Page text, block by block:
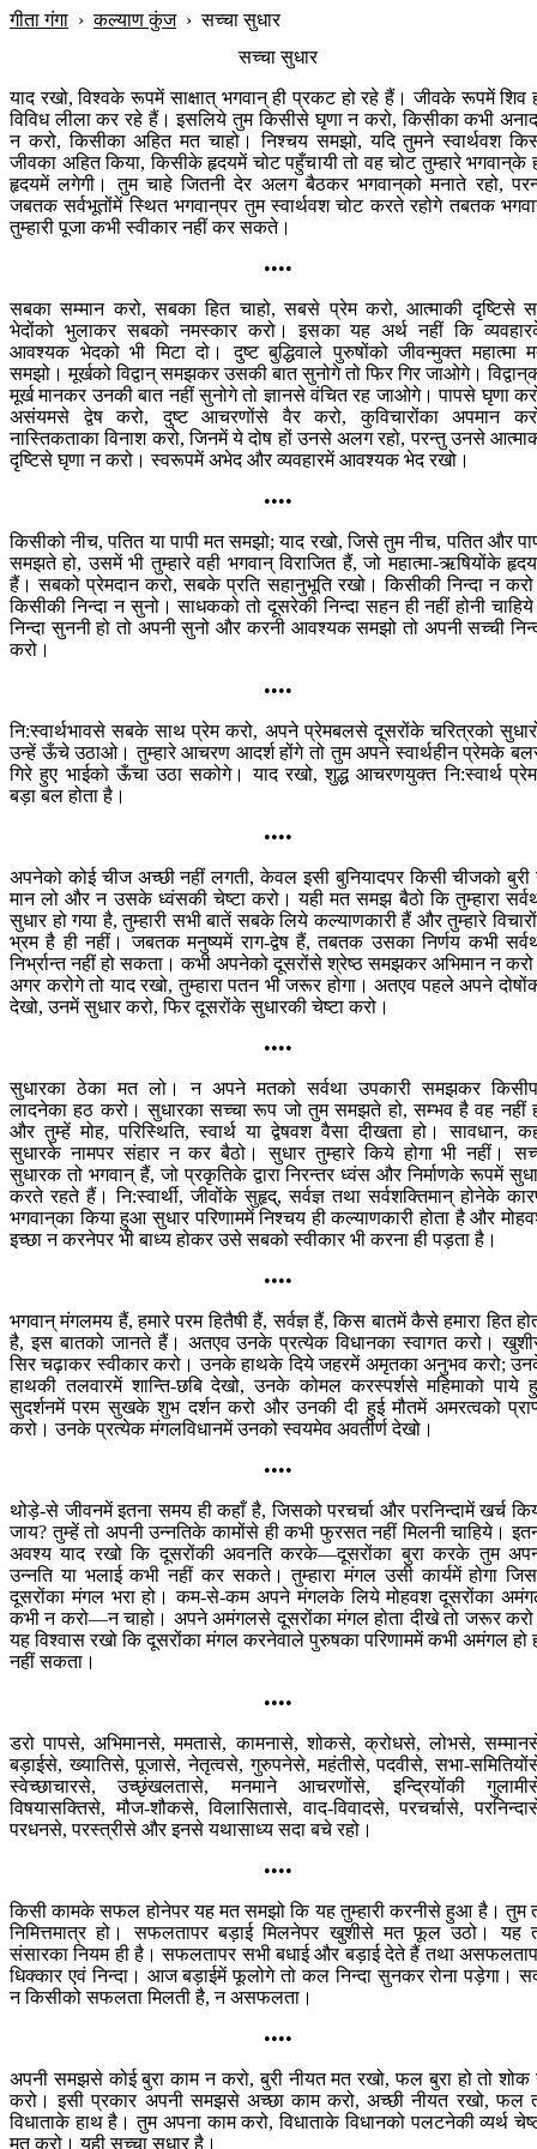
गीता गंगा ›कल्याण कुंज›सच्चा सुधार
सच्चा सुधार
याद रखो, विश्वके रूपमें साक्षात् भगवान् ही प्रकट हो रहे हैं। जीवके रूपमें शिव
विविध लीला कर रहे हैं। इसलिये तुम किसीसे घृणा न करो, किसीका कभी
न करो, किसीका अहित मत चाहो। निश्चय समझो, यदि तुमने स्वार्थवश
जीवका अहित किया, किसीके हृदयमें चोट पहुँचायी तो वह चोट तुम्हारे भगवान‍्के
हृदयमें लगेगी। तुम चाहे जितनी देर अलग बैठकर भगवान‍्को मनाते रहो,
जबतक सर्वभूतोंमें स्थित भगवान‍्पर तुम स्वार्थवश चोट करते रहोगे तबतक
तुम्हारी पूजा कभी स्वीकार नहीं कर सकते।
••••
सबका सम्मान करो, सबका हित चाहो, सबसे प्रेम करो, आत्माकी दृष्टिसे
भेदोंको भुलाकर सबको नमस्कार करो। इसका यह अर्थ नहीं कि
आवश्यक भेदको भी मिटा दो। दुष्ट बुद्धिवाले पुरुषोंको जीवन्मुक्त महात्मा
समझो। मूर्खको विद्वान् समझकर उसकी बात सुनोगे तो फिर गिर जाओगे।
मूर्ख मानकर उनकी बात नहीं सुनोगे तो ज्ञानसे वंचित रह जाओगे। पापसे घृणा
असंयमसे द्वेष करो, दुष्ट आचरणोंसे वैर करो, कुविचारोंका अपमान
नास्तिकताका विनाश करो, जिनमें ये दोष हों उनसे अलग रहो, परन्तु उनसे
दृष्टिसे घृणा न करो। स्वरूपमें अभेद और व्यवहारमें आवश्यक भेद रखो।
••••
किसीको नीच, पतित या पापी मत समझो; याद रखो, जिसे तुम नीच, पतित और
समझते हो, उसमें भी तुम्हारे वही भगवान् विराजित हैं, जो महात्मा-ऋषियोंके
हैं। सबको प्रेमदान करो, सबके प्रति सहानुभूति रखो। किसीकी निन्दा न
किसीकी निन्दा न सुनो। साधकको तो दूसरेकी निन्दा सहन ही नहीं होनी
निन्दा सुननी हो तो अपनी सुनो और करनी आवश्यक समझो तो अपनी सच्ची
करो।
••••
नि:स्वार्थभावसे सबके साथ प्रेम करो, अपने प्रेमबलसे दूसरोंके चरित्रको
उन्हें ऊँचे उठाओ। तुम्हारे आचरण आदर्श होंगे तो तुम अपने स्वार्थहीन प्रेमके
गिरे हुए भाईको ऊँचा उठा सकोगे। याद रखो, शुद्ध आचरणयुक्त नि:स्वार्थ
बड़ा बल होता है।
••••
अपनेको कोई चीज अच्छी नहीं लगती, केवल इसी बुनियादपर किसी चीजको बुरी
मान लो और न उसके ध्वंसकी चेष्टा करो। यही मत समझ बैठो कि तुम्हारा
सुधार हो गया है, तुम्हारी सभी बातें सबके लिये कल्याणकारी हैं और तुम्हारे
भ्रम है ही नहीं। जबतक मनुष्यमें राग-द्वेष हैं, तबतक उसका निर्णय कभी
निर्भ्रान्त नहीं हो सकता। कभी अपनेको दूसरोंसे श्रेष्ठ समझकर अभिमान न
अगर करोगे तो याद रखो, तुम्हारा पतन भी जरूर होगा। अतएव पहले अपने
देखो, उनमें सुधार करो, फिर दूसरोंके सुधारकी चेष्टा करो।
••••
सुधारका ठेका मत लो। न अपने मतको सर्वथा उपकारी समझकर
लादनेका हठ करो। सुधारका सच्चा रूप जो तुम समझते हो, सम्भव है वह नहीं
और तुम्हें मोह, परिस्थिति, स्वार्थ या द्वेषवश वैसा दीखता हो। सावधान,
सुधारके नामपर संहार न कर बैठो। सुधार तुम्हारे किये होगा भी नहीं।
सुधारक तो भगवान् हैं, जो प्रकृतिके द्वारा निरन्तर ध्वंस और निर्माणके रूपमें
करते रहते हैं। नि:स्वार्थी, जीवोंके सुहृद्, सर्वज्ञ तथा सर्वशक्तिमान् होनेके
भगवान‍्का किया हुआ सुधार परिणाममें निश्चय ही कल्याणकारी होता है और
इच्छा न करनेपर भी बाध्य होकर उसे सबको स्वीकार भी करना ही पड़ता है।
••••
भगवान् मंगलमय हैं, हमारे परम हितैषी हैं, सर्वज्ञ हैं, किस बातमें कैसे हमारा हित
है, इस बातको जानते हैं। अतएव उनके प्रत्येक विधानका स्वागत करो।
सिर चढ़ाकर स्वीकार करो। उनके हाथके दिये जहरमें अमृतका अनुभव करो;
हाथकी तलवारमें शान्ति-छबि देखो, उनके कोमल करस्पर्शसे महिमाको पाये
सुदर्शनमें परम सुखके शुभ दर्शन करो और उनकी दी हुई मौतमें अमरत्वको
करो। उनके प्रत्येक मंगलविधानमें उनको स्वयमेव अवतीर्ण देखो।
••••
थोड़े-से जीवनमें इतना समय ही कहाँ है, जिसको परचर्चा और परनिन्दामें खर्च
जाय? तुम्हें तो अपनी उन्नतिके कामोंसे ही कभी फुरसत नहीं मिलनी चाहिये।
अवश्य याद रखो कि दूसरोंकी अवनति करके—दूसरोंका बुरा करके तुम
उन्नति या भलाई कभी नहीं कर सकते। तुम्हारा मंगल उसी कार्यमें होगा
दूसरोंका मंगल भरा हो। कम-से-कम अपने मंगलके लिये मोहवश दूसरोंका
कभी न करो—न चाहो। अपने अमंगलसे दूसरोंका मंगल होता दीखे तो जरूर
यह विश्वास रखो कि दूसरोंका मंगल करनेवाले पुरुषका परिणाममें कभी अमंगल हो
नहीं सकता।
••••
डरो पापसे, अभिमानसे, ममतासे, कामनासे, शोकसे, क्रोधसे, लोभसे,
बड़ाईसे, ख्यातिसे, पूजासे, नेतृत्वसे, गुरुपनेसे, महंतीसे, पदवीसे, सभा-
स्वेच्छाचारसे, उच्छृंखलतासे, मनमाने आचरणोंसे, इन्द्रियोंकी
विषयासक्तिसे, मौज-शौकसे, विलासितासे, वाद-विवादसे, परचर्चासे,
परधनसे, परस्त्रीसे और इनसे यथासाध्य सदा बचे रहो।
••••
किसी कामके सफल होनेपर यह मत समझो कि यह तुम्हारी करनीसे हुआ है। तुम
निमित्तमात्र हो। सफलतापर बड़ाई मिलनेपर खुशीसे मत फूल उठो। यह
संसारका नियम ही है। सफलतापर सभी बधाई और बड़ाई देते हैं तथा
धिक्‍कार एवं निन्दा। आज बड़ाईमें फूलोगे तो कल निन्दा सुनकर रोना पड़ेगा।
न किसीको सफलता मिलती है, न असफलता।
••••
अपनी समझसे कोई बुरा काम न करो, बुरी नीयत मत रखो, फल बुरा हो तो शोक
करो। इसी प्रकार अपनी समझसे अच्छा काम करो, अच्छी नीयत रखो, फल
विधाताके हाथ है। तुम अपना काम करो, विधाताके विधानको पलटनेकी व्यर्थ
मत करो। यही सच्चा सुधार है।